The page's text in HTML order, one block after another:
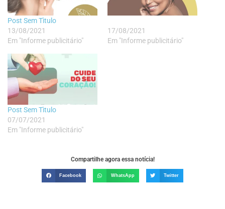
Post Sem Tìtulo
13/08/2021
Em "Informe publicitário"
17/08/2021
Em "Informe publicitário"
Post Sem Tìtulo
07/07/2021
Em "Informe publicitário"
Compartilhe agora essa notícia!
Facebook WhatsApp Twitter